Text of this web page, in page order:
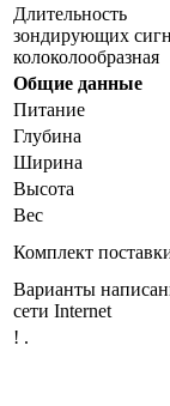
Длительность
зондирующих
колоколообразная
Общие данные
Питание
Глубина
Ширина
Высота
Вес
Комплект
Варианты
сети Internet
! .